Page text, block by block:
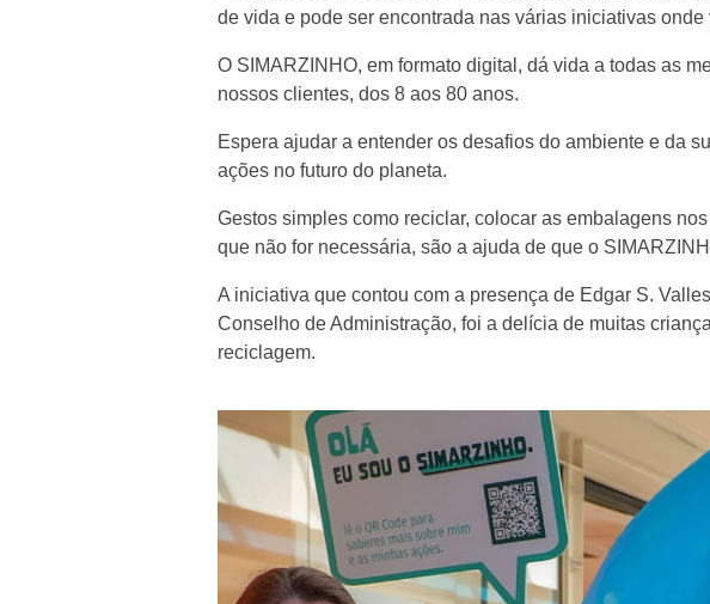
de vida e pode ser encontrada nas várias iniciativas onde
O SIMARZINHO, em formato digital, dá vida a todas as
nossos clientes, dos 8 aos 80 anos.
Espera ajudar a entender os desafios do ambiente e da
ações no futuro do planeta.
Gestos simples como reciclar, colocar as embalagens
que não for necessária, são a ajuda de que o
A iniciativa que contou com a presença de Edgar S.
Conselho de Administração, foi a delícia de muitas
reciclagem.